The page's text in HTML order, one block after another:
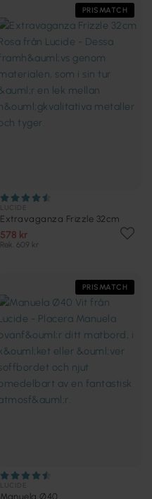
PRISMATCH
Extravaganza Frizzle 32cm
578 kr
Rek. 609 kr
PRISMATCH
Manuela Ø40